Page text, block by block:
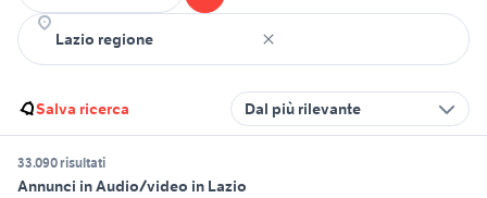
Salva ricerca Dal più rilevante
33.090 risultati
Annunci in Audio/video in Lazio